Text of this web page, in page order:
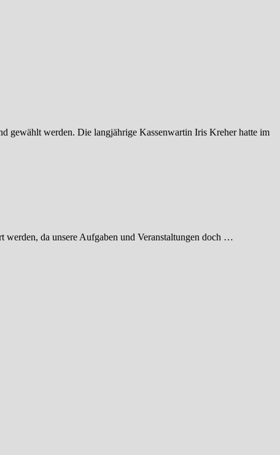
gewählt werden. Die langjährige Kassenwartin Iris Kreher hatte im
werden, da unsere Aufgaben und Veranstaltungen doch …